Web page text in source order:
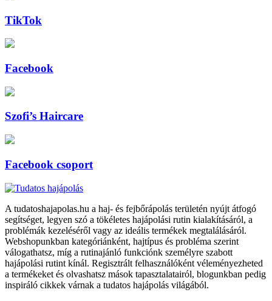
TikTok
Facebook
Szofi’s Haircare
Facebook csoport
A tudatoshajapolas.hu a haj- és fejbőrápolás területén nyújt átfogó
segítséget, legyen szó a tökéletes hajápolási rutin kialakításáról, a
problémák kezeléséről vagy az ideális termékek megtalálásáról.
Webshopunkban kategóriánként, hajtípus és probléma szerint
válogathatsz, míg a rutinajánló funkciónk személyre szabott
hajápolási rutint kínál. Regisztrált felhasználóként véleményezheted
a termékeket és olvashatsz mások tapasztalatairól, blogunkban pedig
inspiráló cikkek várnak a tudatos hajápolás világából.